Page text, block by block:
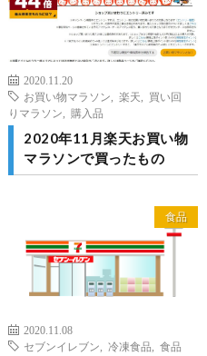
2020.11.20
お買い物マラソン
楽天
買い回
りマラソン
購入品
2020年11月楽天お買い物
マラソンで買ったもの
食品
2020.11.08
セブンイレブン
冷凍食品 食品